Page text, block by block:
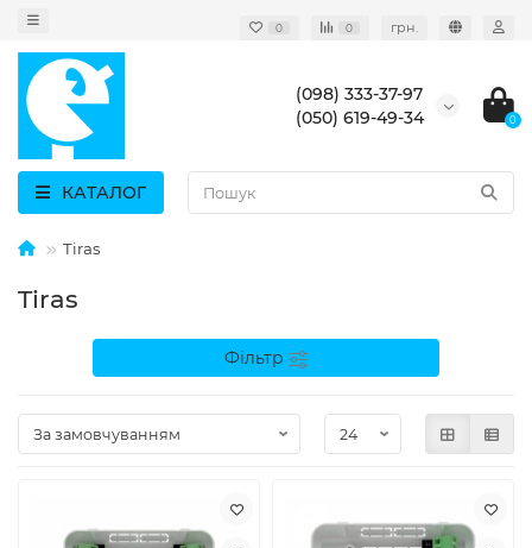
0 0 грн.
(098) 333-37-97
(050) 619-49-34
0
КАТАЛОГ
Tiras
Tiras
Фільтр